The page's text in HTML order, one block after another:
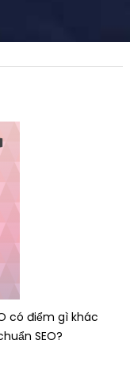
có điểm gì khác
SEO?